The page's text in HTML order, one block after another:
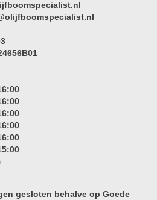
gesloten behalve op Goede